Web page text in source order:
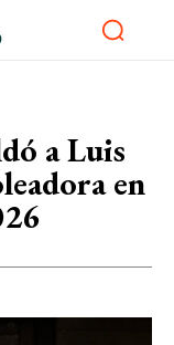
a Luis
en